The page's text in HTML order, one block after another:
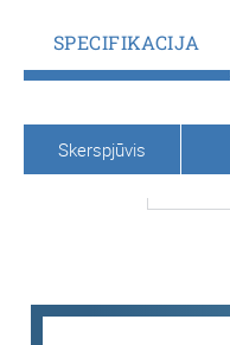
SPECIFIKACIJA
Skerspjūvis